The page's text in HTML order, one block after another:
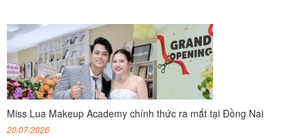
Miss Lua Makeup Academy chính thức ra mắt tại Đồng Nai
20/07/2026